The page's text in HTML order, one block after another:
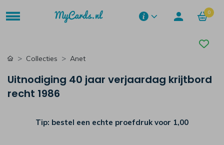
0
Collecties Anet
Uitnodiging 40 jaar verjaardag krijtbord
recht 1986
Tip: bestel een echte proefdruk voor 1,00